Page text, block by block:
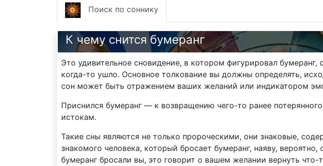
Поиск по соннику
К чему снится бумеранг
Это удивительное сновидение, в котором фигурировал
когда-то ушло. Основное толкование вы должны определять,
сон может быть отражением ваших желаний или индикатором
Приснился бумеранг — к возвращению чего-то ранее
истокам.
Такие сны являются не только пророческими, они знаковые,
знакомого человека, который бросает бумеранг, наяву,
бумеранг бросали вы, это говорит о вашем желании вернуть